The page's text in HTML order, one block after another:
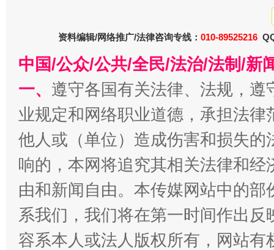
习近平的博鳌关键词
魏明亮
资料编辑/网络推广/法律咨询专线： 010-89525216
中国/公众/公共/全民/法治/法制/新
一、 遵守各国有关法律、法规，
业规定和网络职业道德，承担法
他人或（单位）造成伤害和损失
响的，本网将追究其相关法律和
由和新闻自由。本传媒网站中的
系我们，我们将在第一时间作出
容系本人或法人版权所有，网站